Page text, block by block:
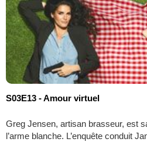
S03E13 - Amour virtuel
Greg Jensen, artisan brasseur, est
l’arme blanche. L’enquête conduit